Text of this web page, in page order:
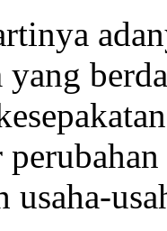
usaha-